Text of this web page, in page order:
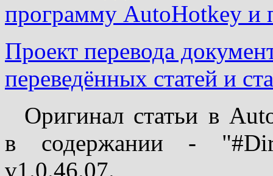
программу AutoHotkey и
Проект перевода
переведённых статей и
Оригинал статьи в
в содержании -
v1.0.46.07.